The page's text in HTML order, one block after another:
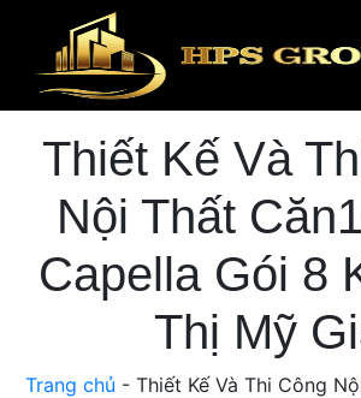
Thiết Kế Và
Nội Thất
Capella Gói 8
Thị Mỹ
Trang chủ - Thiết Kế Và Thi Công